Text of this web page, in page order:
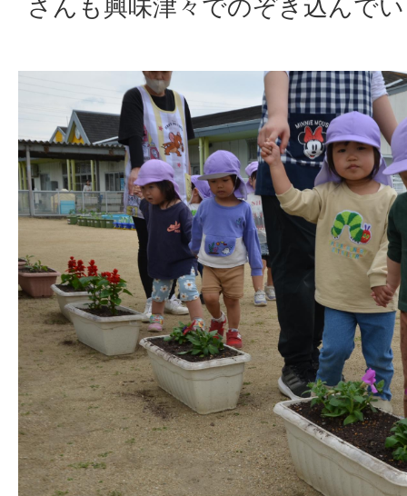
さんも興味津々でのぞき込んで